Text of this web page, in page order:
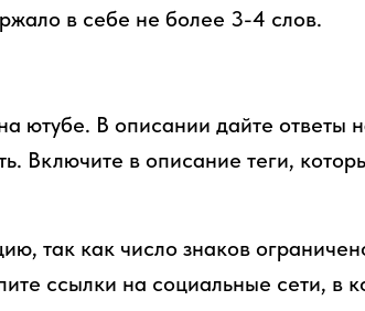
в себе не более 3-4 слов.
ютубе. В описании дайте ответы
Включите в описание теги,
так как число знаков
ссылки на социальные сети, в